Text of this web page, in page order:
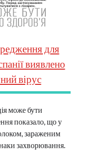
для
виявлено
вірус
може бути
показало, що у
зараженим
захворювання.